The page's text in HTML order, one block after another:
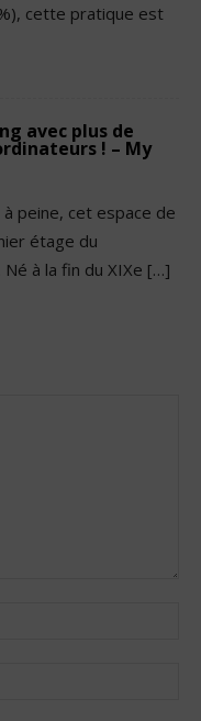
cette pratique est
avec plus de
! – My
peine, cet espace de
étage du
à la fin du XIXe […]